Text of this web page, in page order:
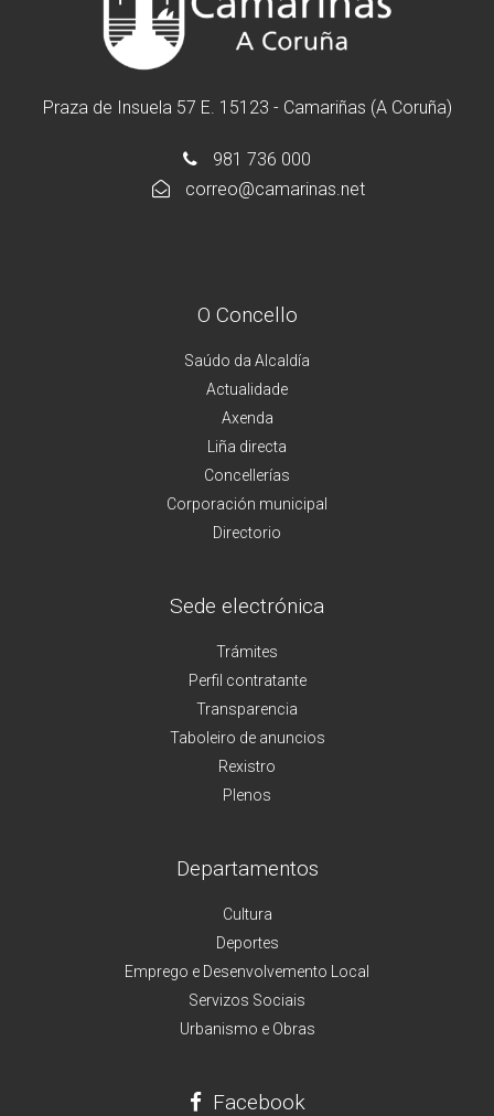
Praza de Insuela 57 E. 15123 - Camariñas (A Coruña)
981 736 000
correo@camarinas.net
O Concello
Saúdo da Alcaldía
Actualidade
Axenda
Liña directa
Concellerías
Corporación municipal
Directorio
Sede electrónica
Trámites
Perfil contratante
Transparencia
Taboleiro de anuncios
Rexistro
Plenos
Departamentos
Cultura
Deportes
Emprego e Desenvolvemento Local
Servizos Sociais
Urbanismo e Obras
Facebook